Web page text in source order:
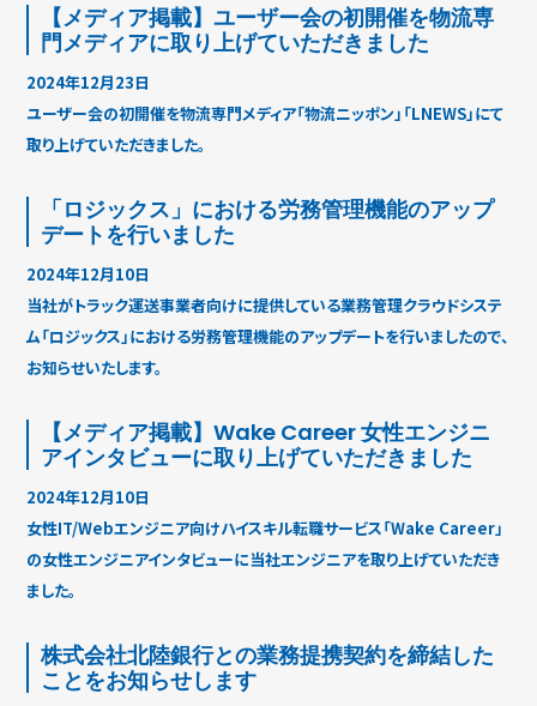
【メディア掲載】ユーザー会の初開催を物流専
門メディアに取り上げていただきました
2024年12月23日
ユーザー会の初開催を物流専門メディア「物流ニッポン」「LNEWS」にて
取り上げていただきました。
「ロジックス」における労務管理機能のアップ
デートを行いました
2024年12月10日
当社がトラック運送事業者向けに提供している業務管理クラウドシステ
ム「ロジックス」における労務管理機能のアップデートを行いましたので、
お知らせいたします。
【メディア掲載】Wake Career 女性エンジニ
アインタビューに取り上げていただきました
2024年12月10日
女性IT/Webエンジニア向けハイスキル転職サービス「Wake Career」
の女性エンジニアインタビューに当社エンジニアを取り上げていただき
ました。
株式会社北陸銀行との業務提携契約を締結した
ことをお知らせします